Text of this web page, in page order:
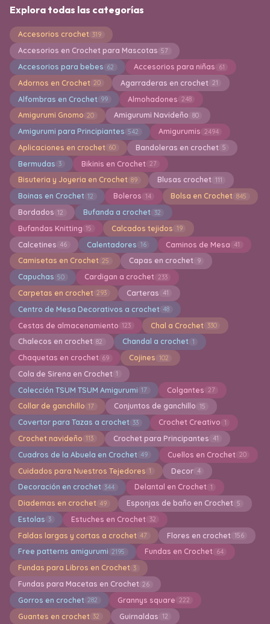
Explora todas las categorías
Accesorios crochet 319
Accesorios en Crochet para Mascotas 57
Accesorios para bebes 62 Accesorios para niñas 61
Adornos en Crochet 20 Agarraderas en crochet 21
Alfombras en Crochet 99 Almohadones 248
Amigurumi Gnomo 20 Amigurumi Navideño 80
Amigurumi para Principiantes 542 Amigurumis 2494
Aplicaciones en crochet 60 Bandoleras en crochet 5
Bermudas 3 Bikinis en Crochet 27
Bisuteria y Joyeria en Crochet 89 Blusas crochet 111
Boinas en Crochet 12 Boleros 14 Bolsa en Crochet 845
Bordados 12 Bufanda a crochet 32
Bufandas Knitting 15 Calcados tejidos 19
Calcetines 46 Calentadores 16 Caminos de Mesa 41
Camisetas en Crochet 25 Capas en crochet 9
Capuchas 50 Cardigan a crochet 233
Carpetas en crochet 293 Carteras 41
Centro de Mesa Decorativos a crochet 48
Cestas de almacenamiento 123 Chal a Crochet 330
Chalecos en crochet 82 Chandal a crochet 1
Chaquetas en crochet 69 Cojines 102
Cola de Sirena en Crochet 1
Colección TSUM TSUM Amigurumi 17 Colgantes 27
Collar de ganchillo 17 Conjuntos de ganchillo 15
Covertor para Tazas a crochet 33 Crochet Creativo 1
Crochet navideño 113 Crochet para Principantes 41
Cuadros de la Abuela en Crochet 49 Cuellos en Crochet 20
Cuidados para Nuestros Tejedores 1 Decor 4
Decoración en crochet 344 Delantal en Crochet 1
Diademas en crochet 49 Esponjas de baño en Crochet 5
Estolas 3 Estuches en Crochet 32
Faldas largas y cortas a crochet 47 Flores en crochet 156
Free patterns amigurumi 2195 Fundas en Crochet 64
Fundas para Libros en Crochet 3
Fundas para Macetas en Crochet 26
Gorros en crochet 282 Grannys square 222
Guantes en crochet 32 Guirnaldas 12